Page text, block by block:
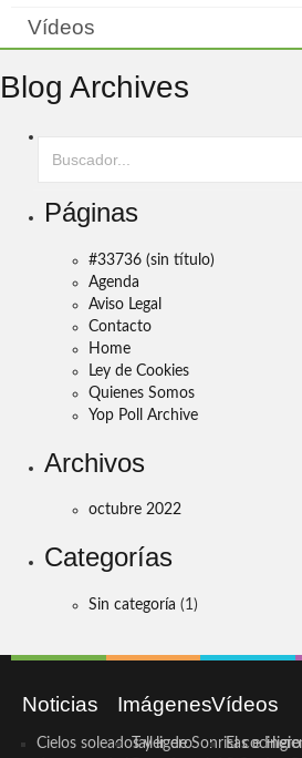
Vídeos
Blog Archives
Páginas
#33736 (sin título)
Agenda
Aviso Legal
Contacto
Home
Ley de Cookies
Quienes Somos
Yop Poll Archive
Archivos
octubre 2022
Categorías
Sin categoría (1)
Noticias
Cielos soleados y ligero
Imágenes
Taller de Sonrisas e
Vídeos
El